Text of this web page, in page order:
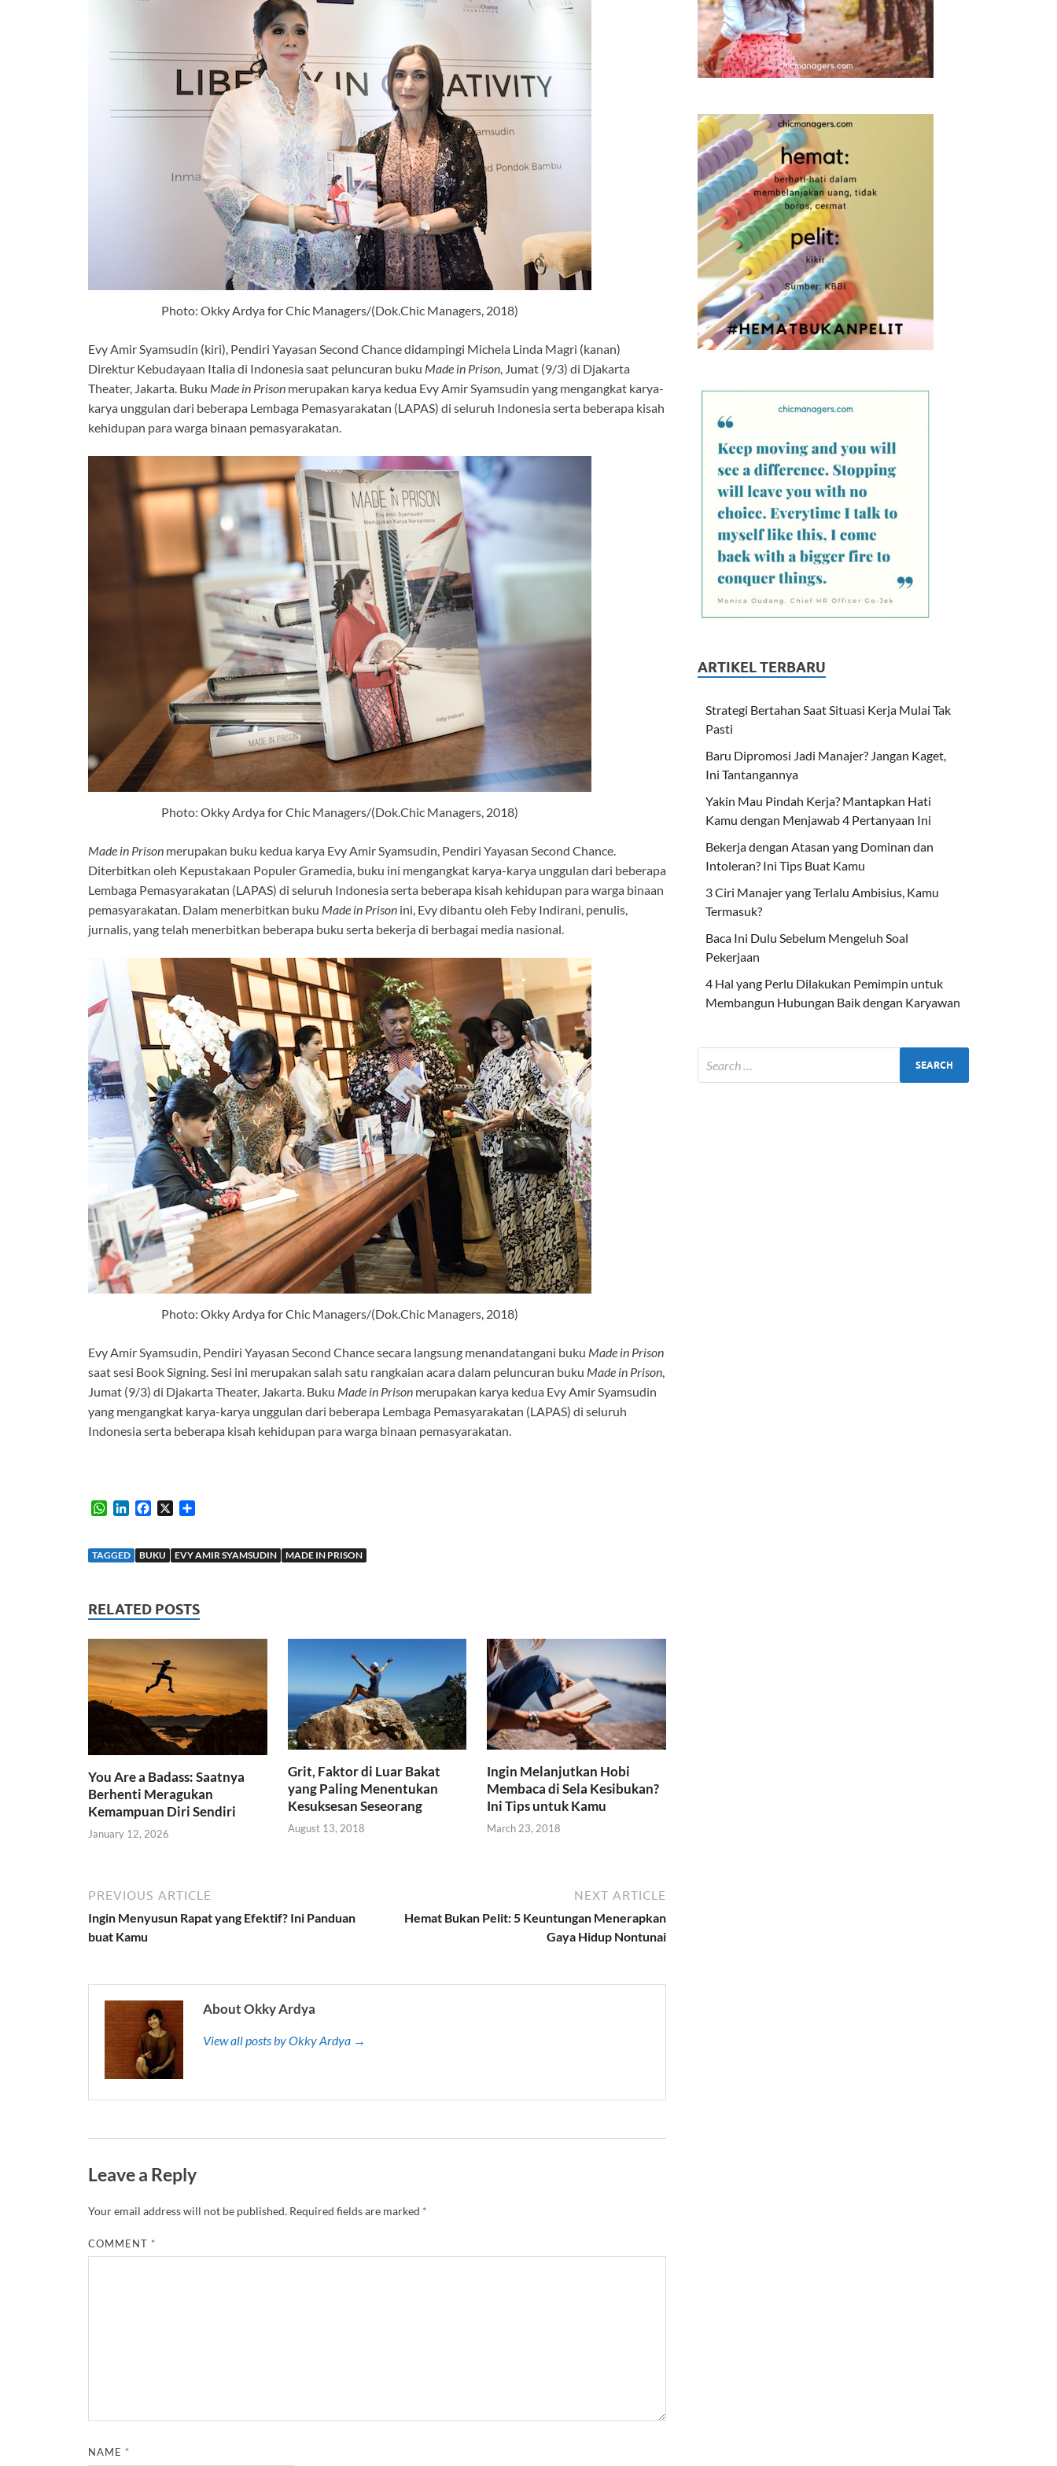
Photo: Okky Ardya for Chic Managers/(Dok.Chic Managers, 2018)
Evy Amir Syamsudin (kiri), Pendiri Yayasan Second Chance didampingi Michela Linda Magri (kanan)
Direktur Kebudayaan Italia di Indonesia saat peluncuran buku Made in Prison, Jumat (9/3) di Djakarta
Theater, Jakarta. Buku Made in Prison merupakan karya kedua Evy Amir Syamsudin yang mengangkat karya-
karya unggulan dari beberapa Lembaga Pemasyarakatan (LAPAS) di seluruh Indonesia serta beberapa kisah
kehidupan para warga binaan pemasyarakatan.
Photo: Okky Ardya for Chic Managers/(Dok.Chic Managers, 2018)
Made in Prison merupakan buku kedua karya Evy Amir Syamsudin, Pendiri Yayasan Second Chance.
Diterbitkan oleh Kepustakaan Populer Gramedia, buku ini mengangkat karya-karya unggulan dari beberapa
Lembaga Pemasyarakatan (LAPAS) di seluruh Indonesia serta beberapa kisah kehidupan para warga binaan
pemasyarakatan. Dalam menerbitkan buku Made in Prison ini, Evy dibantu oleh Feby Indirani, penulis,
jurnalis, yang telah menerbitkan beberapa buku serta bekerja di berbagai media nasional.
Photo: Okky Ardya for Chic Managers/(Dok.Chic Managers, 2018)
Evy Amir Syamsudin, Pendiri Yayasan Second Chance secara langsung menandatangani buku Made in Prison
saat sesi Book Signing. Sesi ini merupakan salah satu rangkaian acara dalam peluncuran buku Made in Prison,
Jumat (9/3) di Djakarta Theater, Jakarta. Buku Made in Prison merupakan karya kedua Evy Amir Syamsudin
yang mengangkat karya-karya unggulan dari beberapa Lembaga Pemasyarakatan (LAPAS) di seluruh
Indonesia serta beberapa kisah kehidupan para warga binaan pemasyarakatan.
W
t
p
p
k
I
n
e
o
k
r
TAGGED BUKU EVY AMIR SYAMSUDIN MADE IN PRISON
RELATED POSTS
You Are a Badass: Saatnya
Berhenti Meragukan
Kemampuan Diri Sendiri
January 12, 2026
Grit, Faktor di Luar Bakat
yang Paling Menentukan
Kesuksesan Seseorang
August 13, 2018
Ingin Melanjutkan Hobi
Membaca di Sela Kesibukan?
Ini Tips untuk Kamu
March 23, 2018
PREVIOUS ARTICLE
Ingin Menyusun Rapat yang Efektif? Ini Panduan
buat Kamu
NEXT ARTICLE
Hemat Bukan Pelit: 5 Keuntungan Menerapkan
Gaya Hidup Nontunai
About Okky Ardya
View all posts by Okky Ardya →
Leave a Reply
Your email address will not be published. Required fields are marked *
COMMENT*
NAME*
ARTIKEL TERBARU
Strategi Bertahan Saat Situasi Kerja Mulai Tak
Pasti
Baru Dipromosi Jadi Manajer? Jangan Kaget,
Ini Tantangannya
Yakin Mau Pindah Kerja? Mantapkan Hati
Kamu dengan Menjawab 4 Pertanyaan Ini
Bekerja dengan Atasan yang Dominan dan
Intoleran? Ini Tips Buat Kamu
3 Ciri Manajer yang Terlalu Ambisius, Kamu
Termasuk?
Baca Ini Dulu Sebelum Mengeluh Soal
Pekerjaan
4 Hal yang Perlu Dilakukan Pemimpin untuk
Membangun Hubungan Baik dengan Karyawan